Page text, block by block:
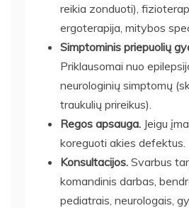
reikia zonduoti),
ergoterapija, mitybos
Simptominis priepuolių
Priklausomai nuo
neurologinių simptomų
traukulių prireikus).
Regos apsauga. Jeigu
koreguoti akies defektus.
Konsultacijos. Svarbus
komandinis darbas,
pediatrais, neurologais,